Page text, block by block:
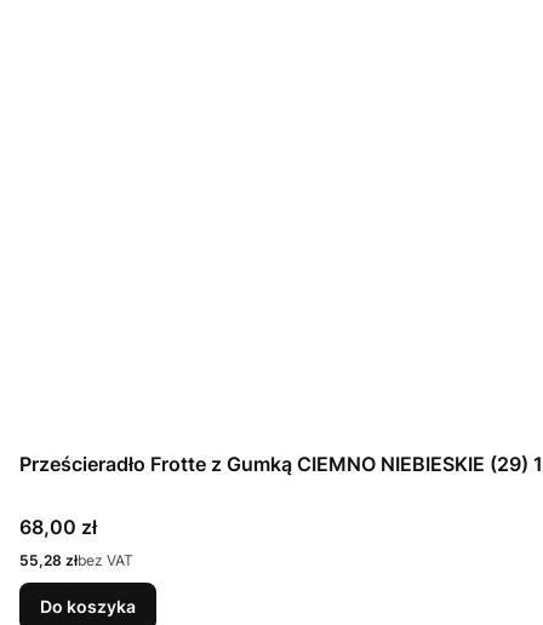
Prześcieradło Frotte z Gumką CIEMNO NIEBIESKIE
Cena
68,00 zł
Cena
55,28 złbez VAT
Do koszyka